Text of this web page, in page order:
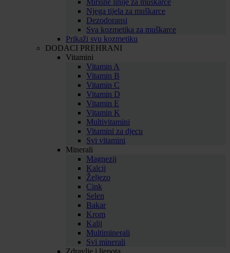
Mirisne linije za muškarce
Njega tijela za muškarce
Dezodoransi
Sva kozmetika za muškarce
Prikaži svu kozmetiku
DODACI PREHRANI
Vitamini
Vitamin A
Vitamin B
Vitamin C
Vitamin D
Vitamin E
Vitamin K
Multivitamini
Vitamini za djecu
Svi vitamini
Minerali
Magnezij
Kalcij
Željezo
Cink
Selen
Bakar
Krom
Kalij
Multiminerali
Svi minerali
Zdravlje i ljepota